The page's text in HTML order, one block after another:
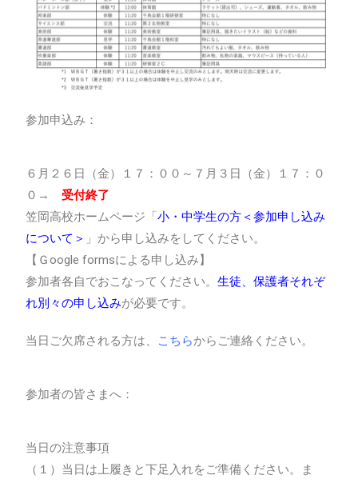
参加申込み：
６月２６日（金）１７：００～７月３日（金）１７：０
０→ 受付終了
笠岡高校ホームページ「小・中学生の方＜参加申し込み
について＞ 」から申し込みをしてください。
【Ｇoogle formsによる申し込み】
参加者各自でおこなってください。生徒、保護者それぞ
れ別々の申し込みが必要です。
当日ご欠席される方は、 こちらからご連絡ください。
参加者の皆さまへ：
当日の注意事項
（１）当日は上履きと下足入れをご準備ください。ま